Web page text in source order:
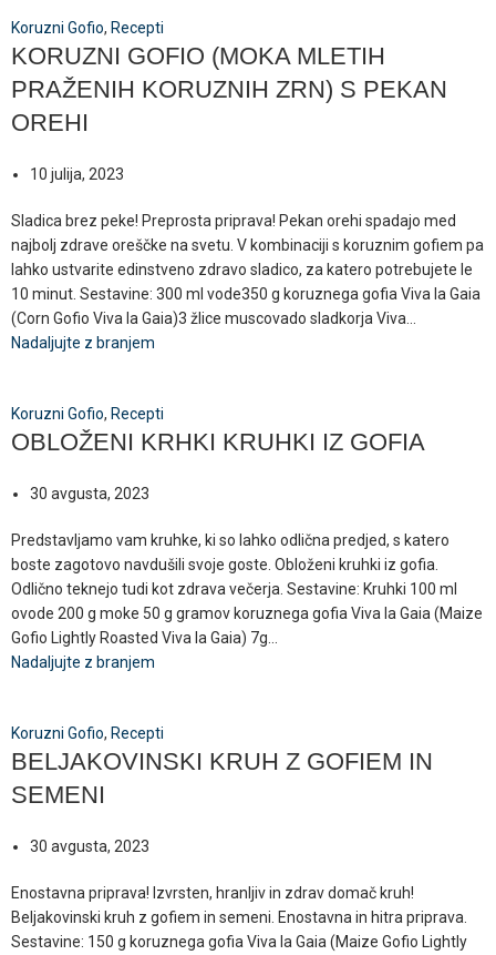
Koruzni Gofio, Recepti
KORUZNI GOFIO (MOKA MLETIH
PRAŽENIH KORUZNIH ZRN) S PEKAN
OREHI
10 julija, 2023
Sladica brez peke! Preprosta priprava! Pekan orehi spadajo med
najbolj zdrave oreščke na svetu. V kombinaciji s koruznim gofiem pa
lahko ustvarite edinstveno zdravo sladico, za katero potrebujete le
10 minut. Sestavine: 300 ml vode350 g koruznega gofia Viva la Gaia
(Corn Gofio Viva la Gaia)3 žlice muscovado sladkorja Viva...
Nadaljujte z branjem
Koruzni Gofio, Recepti
OBLOŽENI KRHKI KRUHKI IZ GOFIA
30 avgusta, 2023
Predstavljamo vam kruhke, ki so lahko odlična predjed, s katero
boste zagotovo navdušili svoje goste. Obloženi kruhki iz gofia.
Odlično teknejo tudi kot zdrava večerja. Sestavine: Kruhki 100 ml
ovode 200 g moke 50 g gramov koruznega gofia Viva la Gaia (Maize
Gofio Lightly Roasted Viva la Gaia) 7g...
Nadaljujte z branjem
Koruzni Gofio, Recepti
BELJAKOVINSKI KRUH Z GOFIEM IN
SEMENI
30 avgusta, 2023
Enostavna priprava! Izvrsten, hranljiv in zdrav domač kruh!
Beljakovinski kruh z gofiem in semeni. Enostavna in hitra priprava.
Sestavine: 150 g koruznega gofia Viva la Gaia (Maize Gofio Lightly